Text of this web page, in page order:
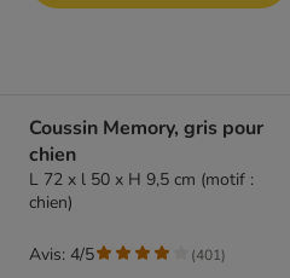
Coussin Memory, gris pour
chien
L 72 x l 50 x H 9,5 cm (motif :
chien)
Avis: 4/5 (401)